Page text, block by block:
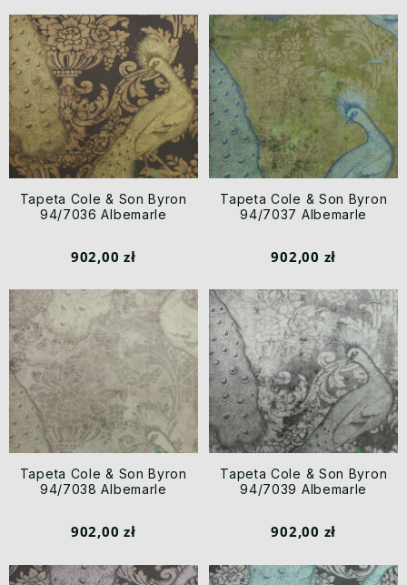
Tapeta Cole & Son Byron
94/7036 Albemarle
902,00 zł
Tapeta Cole & Son Byron
94/7037 Albemarle
902,00 zł
Tapeta Cole & Son Byron
94/7038 Albemarle
902,00 zł
Tapeta Cole & Son Byron
94/7039 Albemarle
902,00 zł